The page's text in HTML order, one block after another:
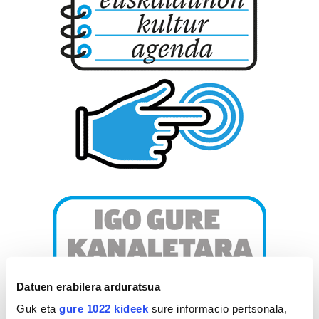
Datuen erabilera arduratsua
Guk eta gure 1022 kideek sure informacio pertsonala,